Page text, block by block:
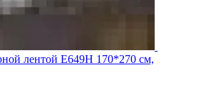
лентой Е649Н 170*270 см,